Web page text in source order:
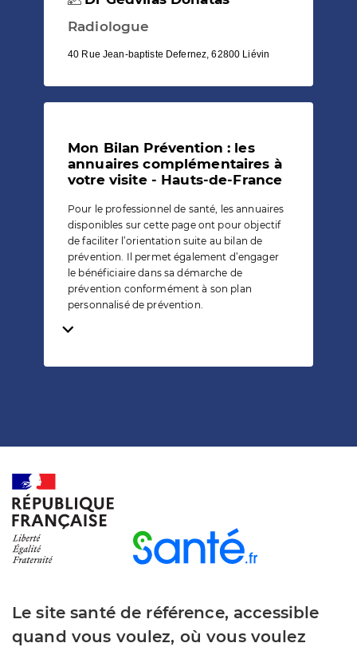
Radiologue
40 Rue Jean-baptiste Defernez, 62800 Liévin
Mon Bilan Prévention : les
annuaires complémentaires à
votre visite - Hauts-de-France
Pour le professionnel de santé, les annuaires
disponibles sur cette page ont pour objectif
de faciliter l’orientation suite au bilan de
prévention. Il permet également d’engager
le bénéficiaire dans sa démarche de
prévention conformément à son plan
personnalisé de prévention.
Temps de lecture
Le site santé de référence, accessible
quand vous voulez, où vous voulez